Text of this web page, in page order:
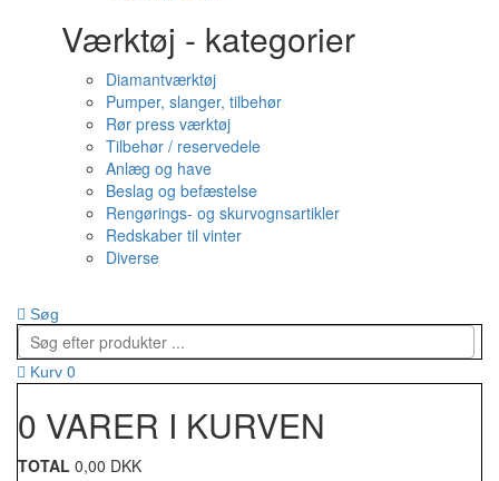
Værktøj - kategorier
Diamantværktøj
Pumper, slanger, tilbehør
Rør press værktøj
Tilbehør / reservedele
Anlæg og have
Beslag og befæstelse
Rengørings- og skurvognsartikler
Redskaber til vinter
Diverse
Søg
Kurv 0
0 VARER I KURVEN
TOTAL 0,00 DKK